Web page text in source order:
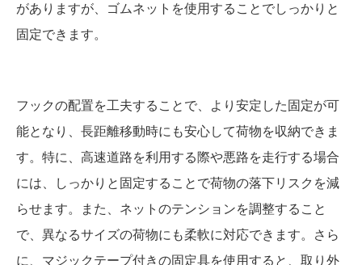
がありますが、ゴムネットを使用することでしっかりと
固定できます。
フックの配置を工夫することで、より安定した固定が可
能となり、長距離移動時にも安心して荷物を収納できま
す。特に、高速道路を利用する際や悪路を走行する場合
には、しっかりと固定することで荷物の落下リスクを減
らせます。また、ネットのテンションを調整すること
で、異なるサイズの荷物にも柔軟に対応できます。さら
に、マジックテープ付きの固定具を使用すると、取り外